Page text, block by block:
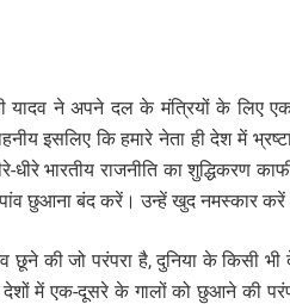
यादव ने अपने दल के मंत्रियों के लिए
इसलिए कि हमारे नेता ही देश में
धीरे भारतीय राजनीति का शुद्धिकरण
छुआना बंद करें। उन्हें खुद नमस्कार
छूने की जो परंपरा है, दुनिया के किसी
में एक-दूसरे के गालों को छुआने की